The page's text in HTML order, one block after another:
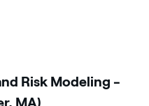
Risk Modeling -
MA)